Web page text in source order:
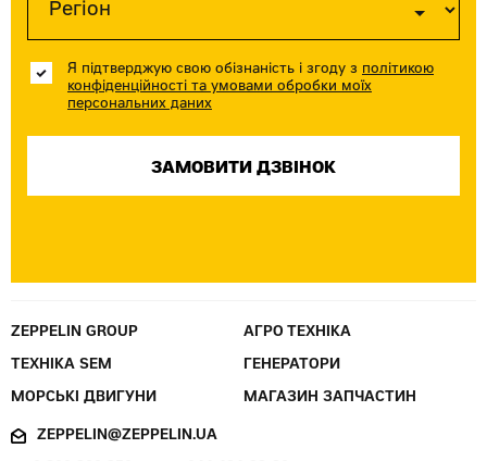
Я підтверджую свою обізнаність і згоду з політикою
конфіденційності та умовами обробки моїх
персональних даних
ZEPPELIN GROUP АГРО ТЕХНІКА
ТЕХНІКА SEM ГЕНЕРАТОРИ
МОРСЬКІ ДВИГУНИ МАГАЗИН ЗАПЧАСТИН
ZEPPELIN@ZEPPELIN.UA